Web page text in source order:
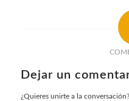
Dejar un
¿Quieres unirte a la conversación?